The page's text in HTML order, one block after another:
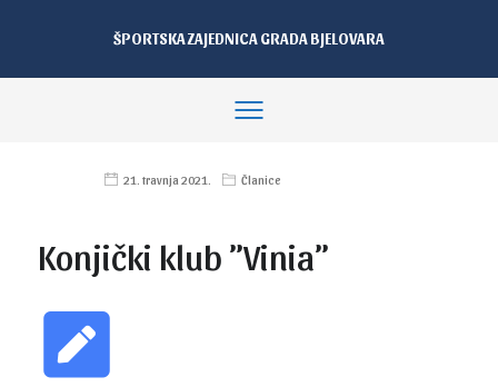
ŠPORTSKA ZAJEDNICA GRADA BJELOVARA
21. travnja 2021. Članice
Konjički klub ”Vinia”